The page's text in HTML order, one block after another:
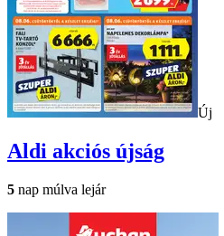
Új
Aldi akciós újság
5 nap múlva lejár